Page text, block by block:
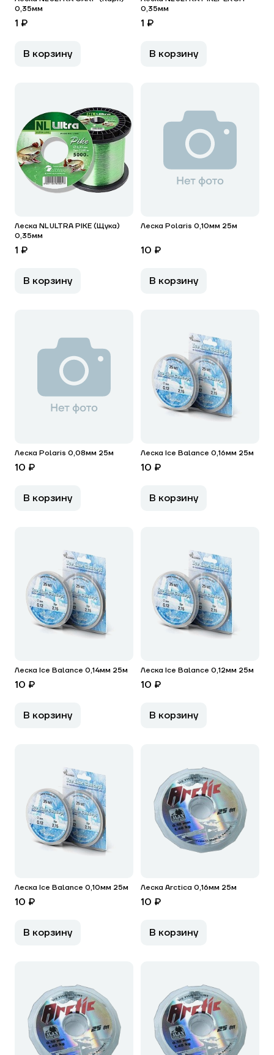
0,35мм
1 ₽
В корзину
0,35мм
1 ₽
В корзину
Леска NL ULTRA PIKE (Щука)
0,35мм
1 ₽
В корзину
Леска Polaris 0,10мм 25м
10 ₽
В корзину
Леска Polaris 0,08мм 25м
10 ₽
В корзину
Леска Ice Balance 0,16мм 25м
10 ₽
В корзину
Леска Ice Balance 0,14мм 25м
10 ₽
В корзину
Леска Ice Balance 0,12мм 25м
10 ₽
В корзину
Леска Ice Balance 0,10мм 25м
10 ₽
В корзину
Леска Arctica 0,16мм 25м
10 ₽
В корзину